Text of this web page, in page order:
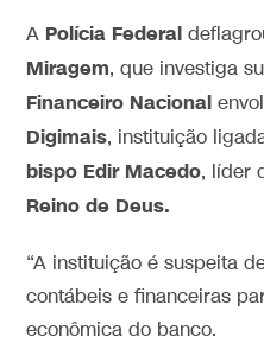
A Polícia Federal
Miragem, que investiga
Financeiro Nacional
Digimais, instituição
bispo Edir Macedo, líder
Reino de Deus.
“A instituição é suspeita
contábeis e financeiras
econômica do banco.